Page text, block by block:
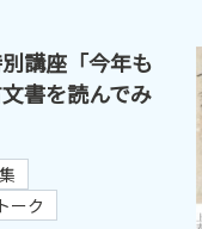
講座「今年も
書を読んでみ
ーク